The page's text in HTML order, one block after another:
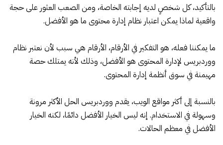
بالتأكيد، كل شخصٍ لديه إجابته الخاصة، ومن الصعب العثور على حجة
واقعية لماذا يمكن اعتبار نظام إدارة محتوى ما هو الأفضل.
ما يمكننا فعله، هو التفكير في الأرقام، الأرقام هي سبب لأن نعتبر نظام
ووردبريس لإدارة المحتوى هو الأفضل، وذلك لأنه يمتلك حصة
مهيمنة في سوق أنظمة إدارة المحتوى.
بالنسبة إلى أكثر مواقع الويب، يقدم ووردبريس الحل الأكثر مرونة
وسهولة في الاستخدام. إنه ليس الخيار الأفضل دائمًا، لكنه الخيار
الأفضل في معظم الحالات.